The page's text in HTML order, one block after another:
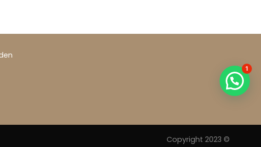
Copyright 2023 ©
1